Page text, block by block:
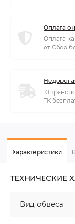
Оплата
Оплата
от Сбер
10
ТК
Характеристики
ТЕХНИЧЕСКИЕ
Вид обвеса